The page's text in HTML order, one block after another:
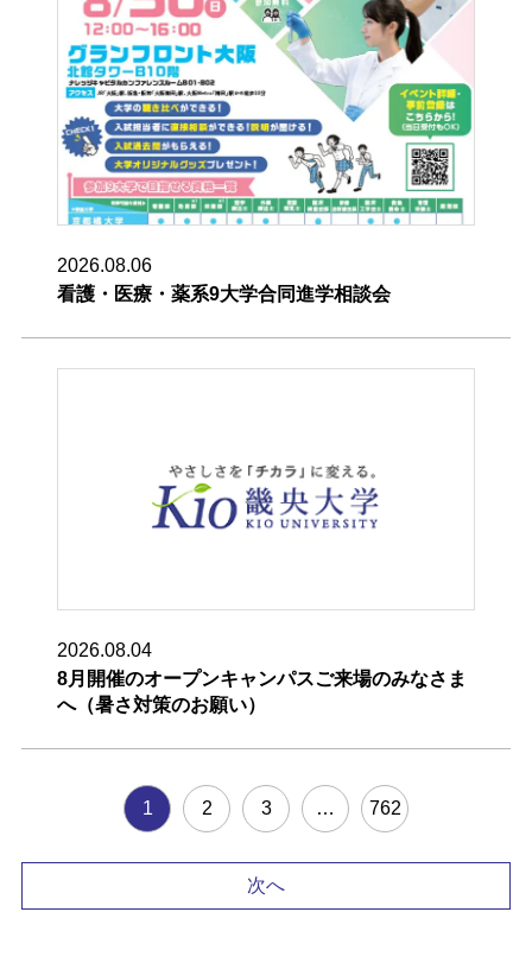
2026.08.06
看護・医療・薬系9大学合同進学相談会
2026.08.04
8月開催のオープンキャンパスご来場のみなさま
へ（暑さ対策のお願い）
1 2 3 … 762
次へ